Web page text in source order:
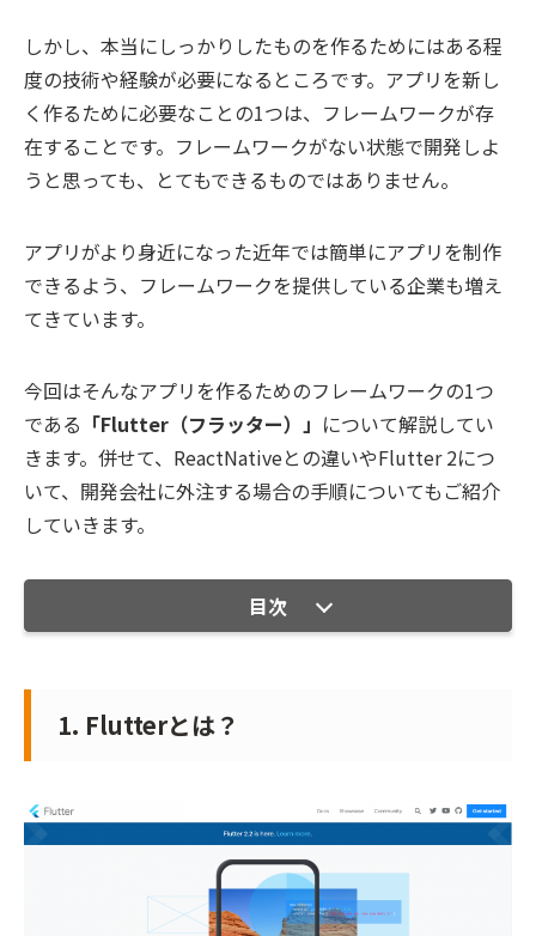
しかし、本当にしっかりしたものを作るためにはある程
度の技術や経験が必要になるところです。アプリを新し
く作るために必要なことの1つは、フレームワークが存
在することです。フレームワークがない状態で開発しよ
うと思っても、とてもできるものではありません。
アプリがより身近になった近年では簡単にアプリを制作
できるよう、フレームワークを提供している企業も増え
てきています。
今回はそんなアプリを作るためのフレームワークの1つ
である 「Flutter（フラッター）」 について解説してい
きます。併せて、ReactNativeとの違いやFlutter 2につ
いて、開発会社に外注する場合の手順についてもご紹介
していきます。
目次
1. Flutterとは？